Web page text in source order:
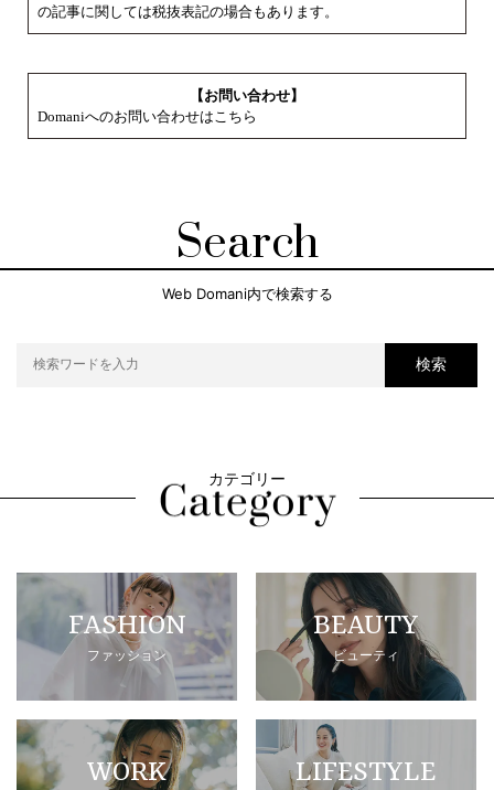
の記事に関しては税抜表記の場合もあります。
【お問い合わせ】
Domaniへのお問い合わせはこちら
Search
Web Domani内で検索する
検索
カテゴリー
FASHION
ファッション
BEAUTY
ビューティ
WORK LIFESTYLE